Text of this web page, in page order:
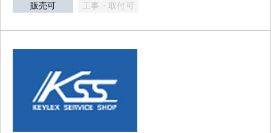
販売可 工事・取付可